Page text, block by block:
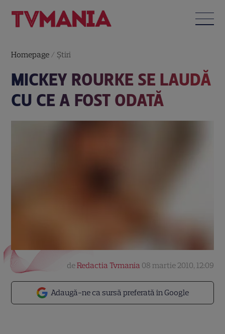
Homepage / Știri
MICKEY ROURKE SE LAUDĂ
CU CE A FOST ODATĂ
Adaugă-ne ca sursă preferată în Google
deRedactia Tvmania 08 martie 2010, 12:09